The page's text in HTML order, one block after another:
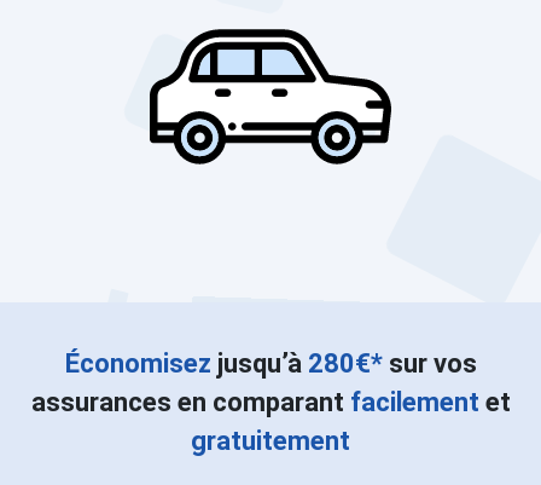
Économisez jusqu’à 280€*sur vos
assurances en comparant facilement et
gratuitement